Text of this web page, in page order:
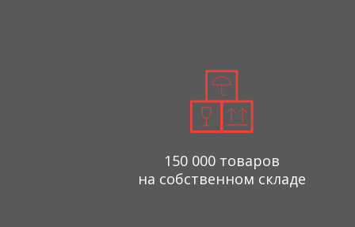
150 000 товаров
на собственном складе